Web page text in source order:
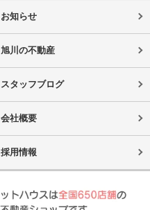
お知らせ
旭川の不動産
スタッフブログ
会社概要
採用情報